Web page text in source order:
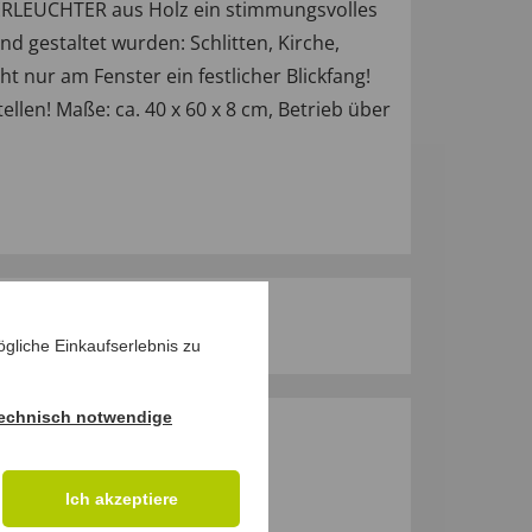
aus Holz ein stimmungsvolles
gestaltet wurden: Schlitten, Kirche,
nur am Fenster ein festlicher Blickfang!
Maße: ca. 40 x 60 x 8 cm, Betrieb über
Einkaufserlebnis zu
notwendige
Ich akzeptiere